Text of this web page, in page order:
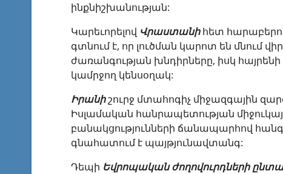
ինքնիշխանության:
Կարեւորելով Վրաստանիհետ
գտնում է, որ լուծման կարոտ են մնում
ժառանգության խնդիրները, իսկ
կամրջող կենսօղակ:
Իրանիշուրջ մտահոգիչ միջազգային
Իսլամական հանրապետության
բանակցությունների ճանապարհով
գնահատում է պայթյունավտանգ:
Դեպի Եվրոպականժողովուրդների